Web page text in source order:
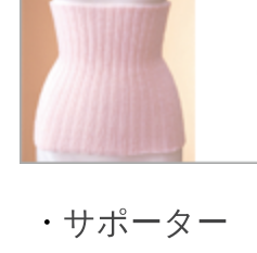
・ サポーター